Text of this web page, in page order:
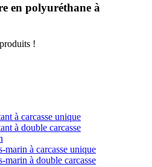
en polyuréthane à
!
à carcasse unique
à double carcasse
marin à carcasse unique
marin à double carcasse